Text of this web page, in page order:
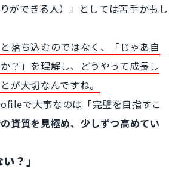
ができる人）」としては苦手かもし
落ち込むのではなく、「じゃあ自
？」を理解し、どうやって成長し
が大切なんですね。
で大事なのは「完璧を目指すこ
の資質を見極め、少しずつ高めてい
？」